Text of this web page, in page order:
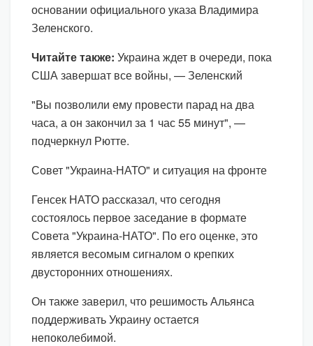
основании официального указа Владимира
Зеленского.
Читайте также: Украина ждет в очереди, пока
США завершат все войны, — Зеленский
"Вы позволили ему провести парад на два
часа, а он закончил за 1 час 55 минут", —
подчеркнул Рютте.
Совет "Украина-НАТО" и ситуация на фронте
Генсек НАТО рассказал, что сегодня
состоялось первое заседание в формате
Совета "Украина-НАТО". По его оценке, это
является весомым сигналом о крепких
двусторонних отношениях.
Он также заверил, что решимость Альянса
поддерживать Украину остается
непоколебимой.